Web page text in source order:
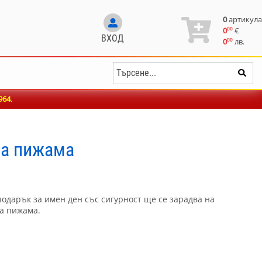
ВХОД
0артикула
000 €
000 лв.
.
пижама
за имен ден със сигурност ще се зарадва на
пижама.